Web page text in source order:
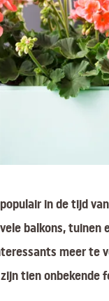
in de tijd
balkons, tuinen
meer te
tien onbekende